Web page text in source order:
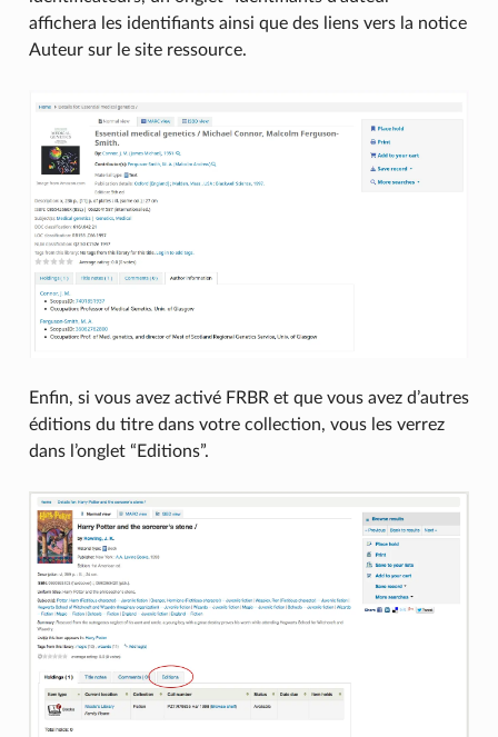
affichera les identifiants ainsi que des liens vers la notice
Auteur sur le site ressource.
Enfin, si vous avez activé FRBR et que vous avez d’autres
éditions du titre dans votre collection, vous les verrez
dans l’onglet “Editions”.